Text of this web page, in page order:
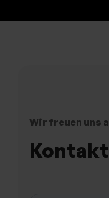
Wir freuen uns
Kontakt